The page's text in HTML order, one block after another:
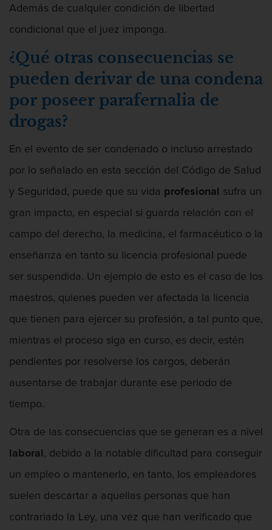
Además de cualquier condición de libertad
condicional que el juez imponga.
¿Qué otras consecuencias se
pueden derivar de una condena
por poseer parafernalia de
drogas?
En el evento de ser condenado o incluso arrestado
por lo señalado en esta sección del Código de Salud
y Seguridad, puede que su vida profesional
sufra un
gran impacto, en especial si guarda relación con el
campo del derecho, la medicina, el farmacéutico o la
enseñanza en tanto su licencia profesional puede
ser suspendida. Un ejemplo de esto es el caso de los
maestros, quienes pueden ver afectada la licencia
que tienen para ejercer su profesión, a tal punto que,
mientras el proceso siga en curso, es decir, estén
pendientes por resolverse los cargos, deberán
ausentarse de trabajar durante ese periodo de
tiempo.
Otra de las consecuencias que se generan es a nivel
laboral , debido a la notable dificultad para conseguir
un empleo o mantenerlo, en tanto, los empleadores
suelen descartar a aquellas personas que han
contrariado la Ley, una vez que han verificado que